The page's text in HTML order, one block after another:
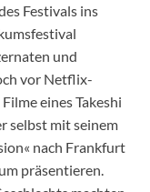
Festivals ins
und
vor Netflix-
eines Takeshi
selbst mit seinem
nach Frankfurt
präsentieren.